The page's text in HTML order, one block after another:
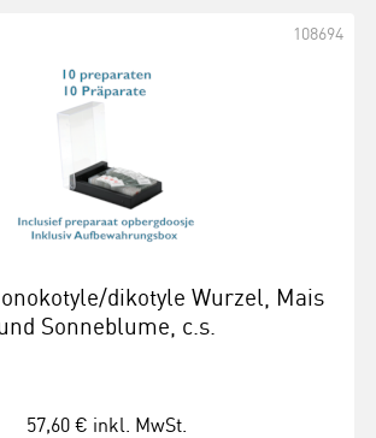
dikotyle Wurzel, Mais
Sonneblume, c.s.
108694
57,60 € inkl. MwSt.